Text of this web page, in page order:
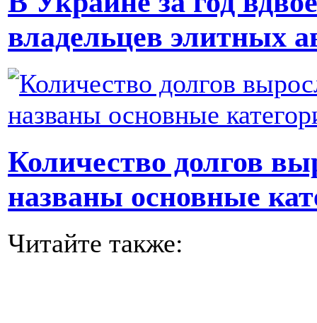
владельцев элитных
Количество долгов
названы основные
Читайте также: